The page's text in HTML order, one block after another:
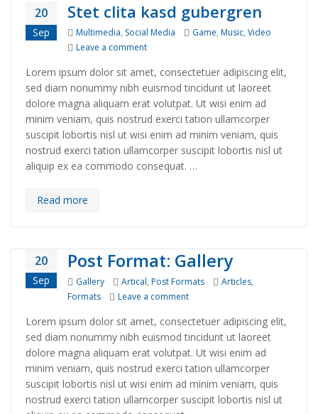
20
Sep
Stet clita kasd gubergren
Categories
Multimedia, Social Media Tags
Game, Music, Video
Leave a commenton Stet clita kasd gubergren
Lorem ipsum dolor sit amet, consectetuer adipiscing elit,
sed diam nonummy nibh euismod tincidunt ut laoreet
dolore magna aliquam erat volutpat. Ut wisi enim ad
minim veniam, quis nostrud exerci tation ullamcorper
suscipit lobortis nisl ut wisi enim ad minim veniam, quis
nostrud exerci tation ullamcorper suscipit lobortis nisl ut
aliquip ex ea commodo consequat. …
Read more
20
Sep
Post Format: Gallery
Format
Gallery Categories
Artical, Post Formats Tags
Articles,
Formats
Leave a commenton Post Format: Gallery
Lorem ipsum dolor sit amet, consectetuer adipiscing elit,
sed diam nonummy nibh euismod tincidunt ut laoreet
dolore magna aliquam erat volutpat. Ut wisi enim ad
minim veniam, quis nostrud exerci tation ullamcorper
suscipit lobortis nisl ut wisi enim ad minim veniam, quis
nostrud exerci tation ullamcorper suscipit lobortis nisl ut